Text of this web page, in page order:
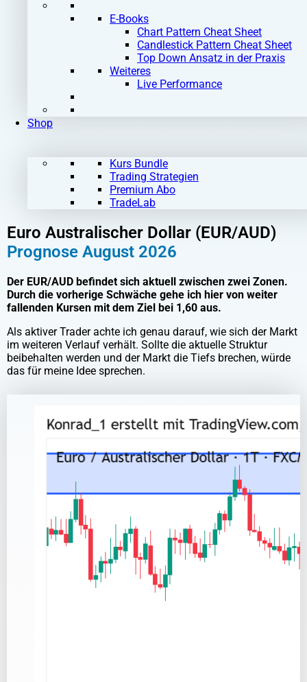
E-Books
Chart Pattern Cheat Sheet
Candlestick Pattern Cheat Sheet
Top Down Ansatz in der Praxis
Weiteres
Live Performance
Shop
Kurs Bundle
Trading Strategien
Premium Abo
TradeLab
Euro Australischer Dollar (EUR/AUD)
Prognose August 2026
Der EUR/AUD befindet sich aktuell zwischen zwei Zonen.
Durch die vorherige Schwäche gehe ich hier von weiter
fallenden Kursen mit dem Ziel bei 1,60 aus.
Als aktiver Trader achte ich genau darauf, wie sich der Markt
im weiteren Verlauf verhält. Sollte die aktuelle Struktur
beibehalten werden und der Markt die Tiefs brechen, würde
das für meine Idee sprechen.